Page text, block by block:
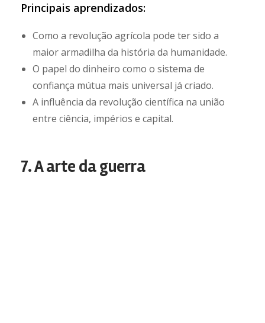
Principais aprendizados:
Como a revolução agrícola pode ter sido a
maior armadilha da história da humanidade.
O papel do dinheiro como o sistema de
confiança mútua mais universal já criado.
A influência da revolução científica na união
entre ciência, impérios e capital.
7. A arte da guerra